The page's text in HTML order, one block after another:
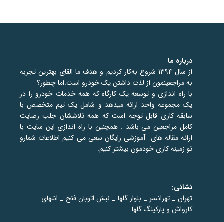
درباره ما
از سال ۱۳۹۴ شروع به‌کار کردیم و هدف ما القای بهترین تجربه
به مراجعینمون از لذت داشتن یک خودرو است.اما چطور؟
با راه اندازی و توسعه یک کارگاه که همه خدمات خودرو را در
یک مجموعه واحد ارائه میدهد و شامل یک تیم متخصص با
سابقه کاری قابل توجه است که همه تلاششان جلب رضایت
کامل مراجعین می باشد . همچنین با راه اندازی این سایت با
ارائه مقاله های آموزشی رایگان سعی می کنیم اطلاعات شمارو
تو زمینه کاری خودمون بیشتر کنیم.
نشانی:
تهران _ تهرانسر _ بلوار گلها _ نبش اتوبان فتح _ انتهای
کارواش و پارکینگ گلها